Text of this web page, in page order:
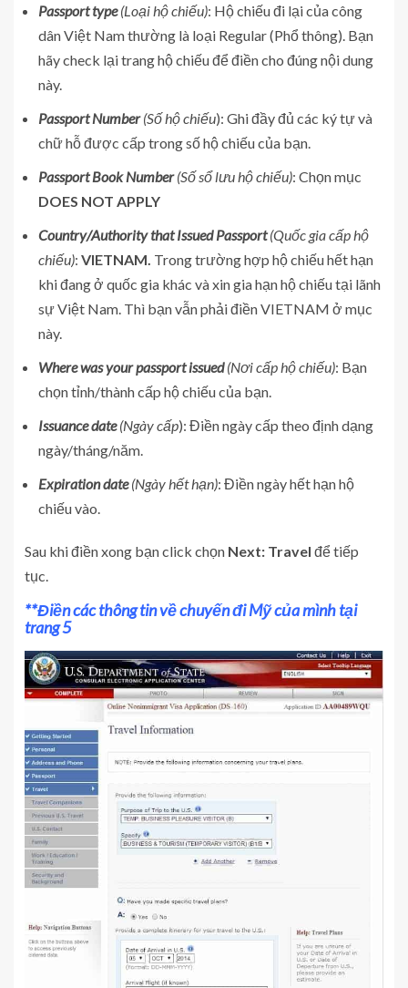
Passport type (Loại hộ chiếu): Hộ chiếu đi lại của công
dân Việt Nam thường là loại Regular (Phổ thông). Bạn
hãy check lại trang hộ chiếu để điền cho đúng nội dung
này.
Passport Number (Số hộ chiếu): Ghi đầy đủ các ký tự và
chữ hỗ được cấp trong số hộ chiếu của bạn.
Passport Book Number (Số sổ lưu hộ chiếu): Chọn mục
DOES NOT APPLY
Country/Authority that Issued Passport (Quốc gia cấp hộ
chiếu): VIETNAM. Trong trường hợp hộ chiếu hết hạn
khi đang ở quốc gia khác và xin gia hạn hộ chiếu tại lãnh
sự Việt Nam. Thì bạn vẫn phải điền VIETNAM ở mục
này.
Where was your passport issued(Nơi cấp hộ chiếu): Bạn
chọn tỉnh/thành cấp hộ chiếu của bạn.
Issuance date(Ngày cấp): Điền ngày cấp theo định dạng
ngày/tháng/năm.
Expiration date(Ngày hết hạn): Điền ngày hết hạn hộ
chiếu vào.
Sau khi điền xong bạn click chọn Next: Travel để tiếp
tục.
**Điền các thông tin về chuyến đi Mỹ của mình tại
trang 5